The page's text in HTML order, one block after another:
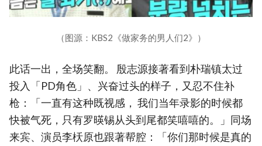
（图源：KBS2《做家务的男人们2》）
此话一出，全场笑翻。 殷志源接著看到朴瑞镇太过
投入「PD角色」、兴奋过头的样子，又忍不住补
枪：「一直有这种既视感， 我们当年录影的时候都
快被气死，只有罗暎锡从头到尾都笑嘻嘻的。」同场
来宾、演员李枖原也跟著帮腔：「你们那时候是真的